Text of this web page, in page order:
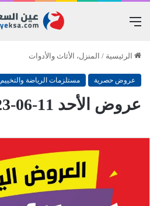
القائمة
الرئيسية / المنزل، الأثاث والأدوات
عروض حصرية مستلزمات الرياضة والتخييم
عروض الأحد 11-06-2023